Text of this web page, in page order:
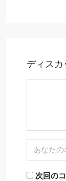
ディス
次回の